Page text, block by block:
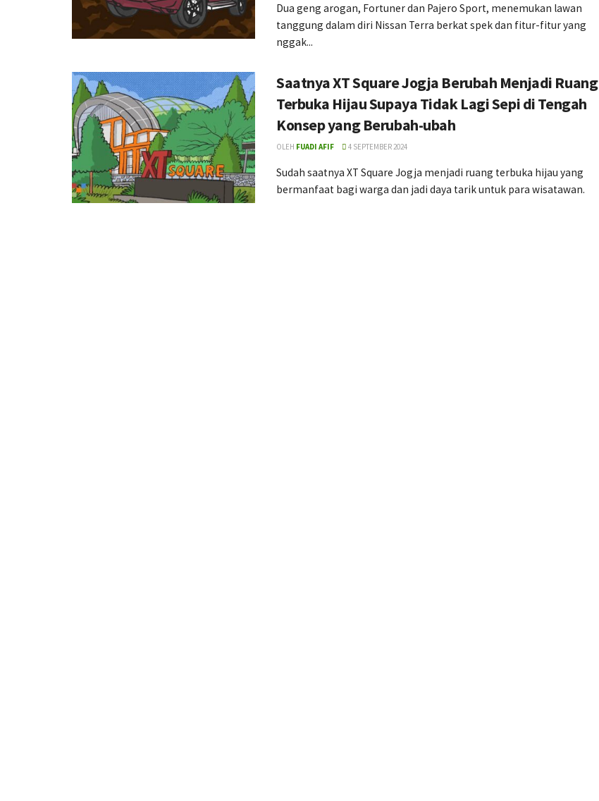
Dua geng arogan, Fortuner dan Pajero Sport, menemukan lawan
tanggung dalam diri Nissan Terra berkat spek dan fitur-fitur yang
nggak...
Saatnya XT Square Jogja Berubah Menjadi Ruang
Terbuka Hijau Supaya Tidak Lagi Sepi di Tengah
Konsep yang Berubah-ubah
OLEH FUADI AFIF 4 SEPTEMBER 2024
Sudah saatnya XT Square Jogja menjadi ruang terbuka hijau yang
bermanfaat bagi warga dan jadi daya tarik untuk para wisatawan.